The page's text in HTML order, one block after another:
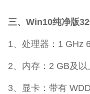
三、Win10纯净版
1、处理器：1 GHz
2、内存：2 GB及以
3、显卡：带有